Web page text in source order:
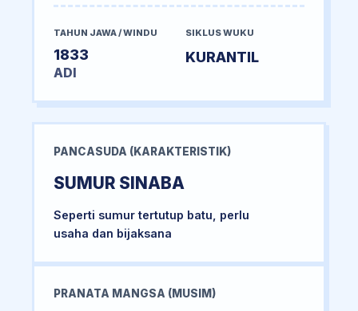
TAHUN JAWA / WINDU
1833
ADI
SIKLUS WUKU
KURANTIL
PANCASUDA (KARAKTERISTIK)
SUMUR SINABA
Seperti sumur tertutup batu, perlu
usaha dan bijaksana
PRANATA MANGSA (MUSIM)